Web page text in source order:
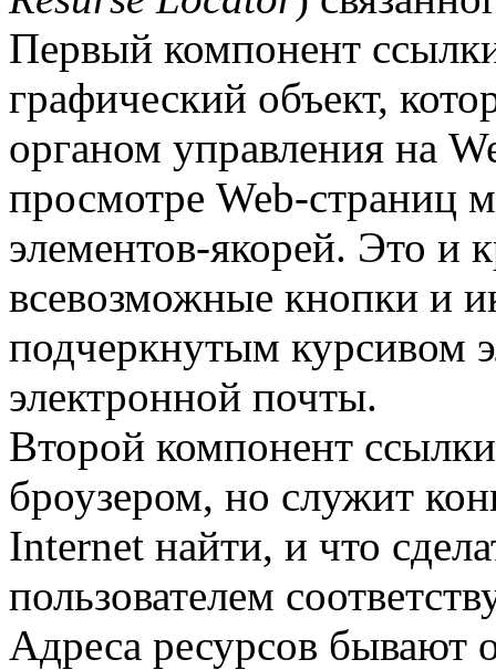
Первый компонент
графический объект,
органом управления на
просмотре Web-страниц
элементов-якорей. Это и
всевозможные кнопки и
подчеркнутым курсивом
электронной почты.
Второй компонент
броузером, но служит
Internet найти, и что
пользователем
Адреса ресурсов бывают